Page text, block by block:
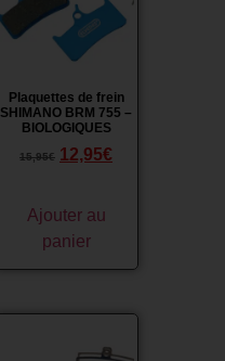
Plaquettes de frein
SHIMANO BRM 755 –
BIOLOGIQUES
15,95€ 12,95€
Ajouter au
panier